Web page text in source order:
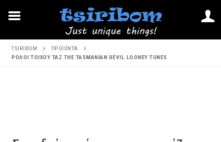
Μετάβαση
TSIRIBOM
ΠΡΟΪΌΝΤΑ
ΡΟΛΟΙ ΤΟΙΧΟΥ TAZ THE TASMANIAN DEVIL LOONEY TUNES